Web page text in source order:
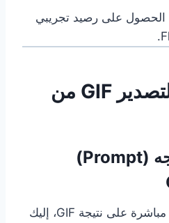
الحصول على رصيد تجريبي
تقنيات متقدمة لتصدير GIF من
استراتيجيات الموجه (Prompt)
تؤثر جودة الفيديو المنشأ مباشرة على نتيجة GIF، إليك